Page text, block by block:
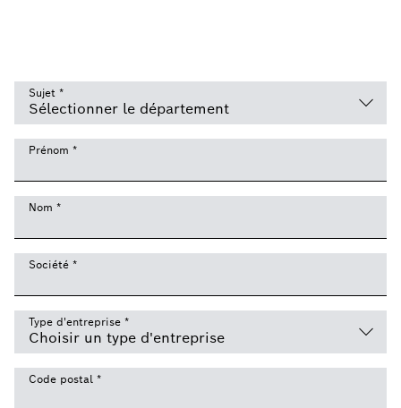
Sujet *
Prénom *
Nom *
Société *
Type d'entreprise *
Code postal *